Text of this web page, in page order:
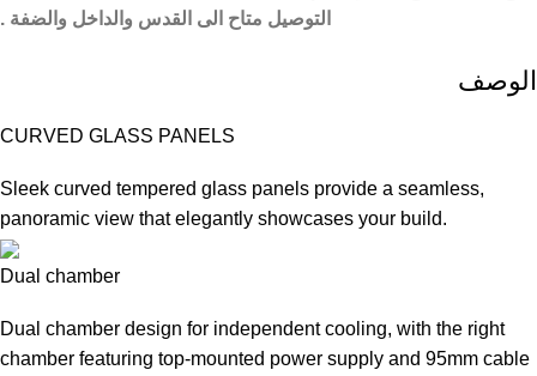
التوصيل متاح الى القدس والداخل والضفة .
الوصف
CURVED GLASS PANELS
Sleek curved tempered glass panels provide a seamless,
panoramic view that elegantly showcases your build.
Dual chamber
Dual chamber design for independent cooling, with the right
chamber featuring top-mounted power supply and 95mm cable